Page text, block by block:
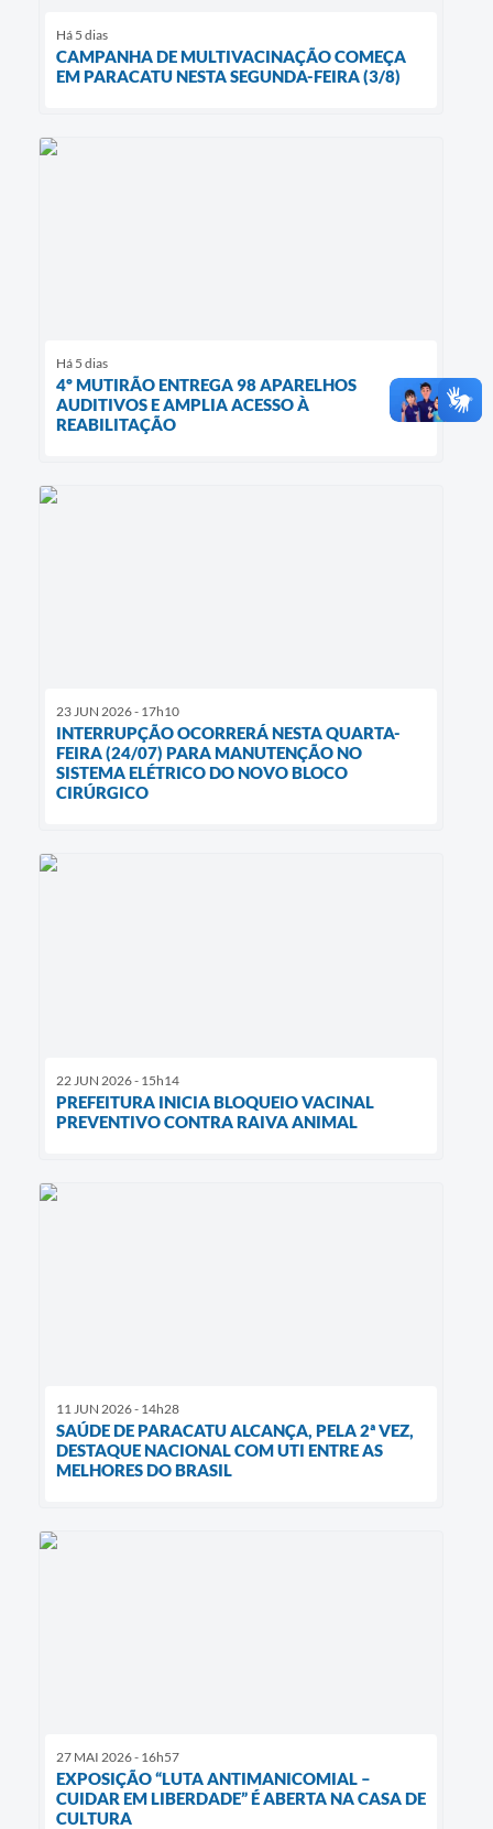
Há 5 dias
CAMPANHA DE MULTIVACINAÇÃO COMEÇA
EM PARACATU NESTA SEGUNDA-FEIRA (3/8)
Há 5 dias
4º MUTIRÃO ENTREGA 98 APARELHOS
AUDITIVOS E AMPLIA ACESSO À
REABILITAÇÃO
23 JUN 2026 - 17h10
INTERRUPÇÃO OCORRERÁ NESTA QUARTA-
FEIRA (24/07) PARA MANUTENÇÃO NO
SISTEMA ELÉTRICO DO NOVO BLOCO
CIRÚRGICO
22 JUN 2026 - 15h14
PREFEITURA INICIA BLOQUEIO VACINAL
PREVENTIVO CONTRA RAIVA ANIMAL
11 JUN 2026 - 14h28
SAÚDE DE PARACATU ALCANÇA, PELA 2ª VEZ,
DESTAQUE NACIONAL COM UTI ENTRE AS
MELHORES DO BRASIL
27 MAI 2026 - 16h57
EXPOSIÇÃO “LUTA ANTIMANICOMIAL –
CUIDAR EM LIBERDADE” É ABERTA NA CASA DE
CULTURA